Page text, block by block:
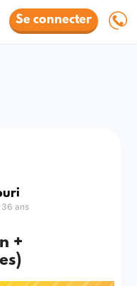
Se connecter
ans
+